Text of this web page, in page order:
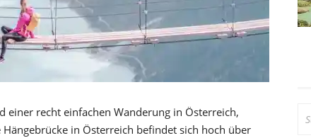
einer recht einfachen Wanderung in Österreich,
in Österreich befindet sich hoch über